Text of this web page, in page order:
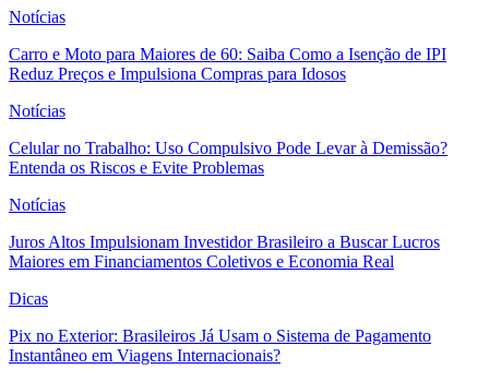
Notícias
Carro e Moto para Maiores de 60: Saiba Como a Isenção de IPI
Reduz Preços e Impulsiona Compras para Idosos
Notícias
Celular no Trabalho: Uso Compulsivo Pode Levar à Demissão?
Entenda os Riscos e Evite Problemas
Notícias
Juros Altos Impulsionam Investidor Brasileiro a Buscar Lucros
Maiores em Financiamentos Coletivos e Economia Real
Dicas
Pix no Exterior: Brasileiros Já Usam o Sistema de Pagamento
Instantâneo em Viagens Internacionais?